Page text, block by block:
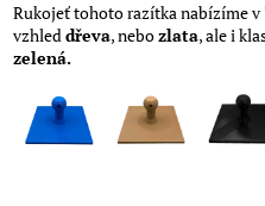
Rukojeť tohoto razítka nabízíme v
vzhleddřeva, nebozlata, ale i
zelená.